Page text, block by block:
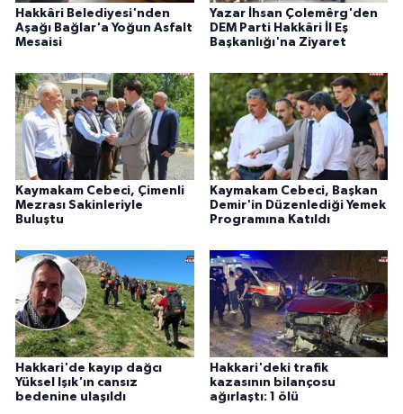
Hakkâri Belediyesi'nden
Aşağı Bağlar'a Yoğun Asfalt
Mesaisi
Yazar İhsan Çolemêrg'den
DEM Parti Hakkâri İl Eş
Başkanlığı'na Ziyaret
Kaymakam Cebeci, Çimenli
Mezrası Sakinleriyle
Buluştu
Kaymakam Cebeci, Başkan
Demir'in Düzenlediği Yemek
Programına Katıldı
Hakkari'de kayıp dağcı
Yüksel Işık'ın cansız
bedenine ulaşıldı
Hakkari'deki trafik
kazasının bilançosu
ağırlaştı: 1 ölü